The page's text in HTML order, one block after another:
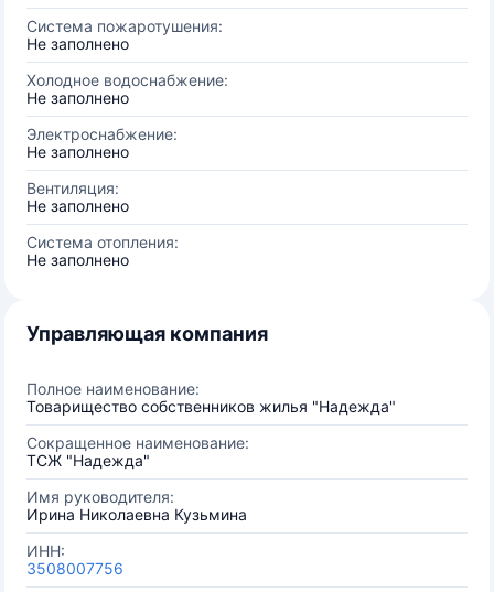
Система пожаротушения:
Не заполнено
Холодное водоснабжение:
Не заполнено
Электроснабжение:
Не заполнено
Вентиляция:
Не заполнено
Система отопления:
Не заполнено
Управляющая компания
Полное наименование:
Товарищество собственников жилья "Надежда"
Сокращенное наименование:
ТСЖ "Надежда"
Имя руководителя:
Ирина Николаевна Кузьмина
ИНН:
3508007756